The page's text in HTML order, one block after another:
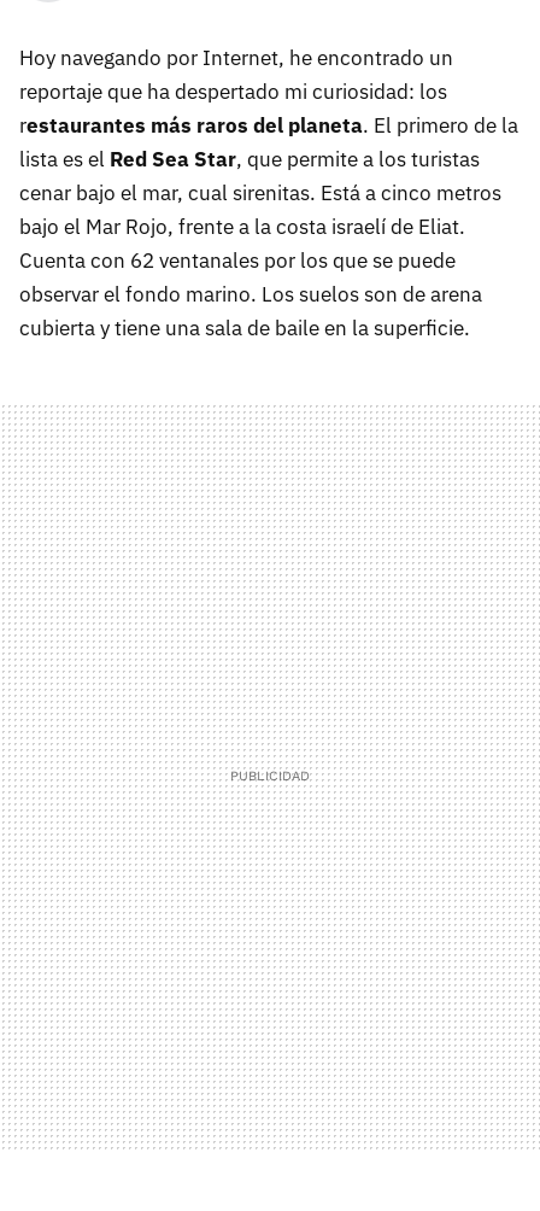
Hoy navegando por Internet, he encontrado un
reportaje que ha despertado mi curiosidad: los
restaurantes más raros del planeta. El primero de la
lista es el Red Sea Star, que permite a los turistas
cenar bajo el mar, cual sirenitas. Está a cinco metros
bajo el Mar Rojo, frente a la costa israelí de Eliat.
Cuenta con 62 ventanales por los que se puede
observar el fondo marino. Los suelos son de arena
cubierta y tiene una sala de baile en la superficie.